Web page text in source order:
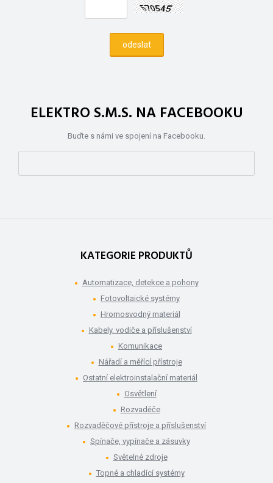
ELEKTRO S.M.S. NA FACEBOOKU
Buďte s námi ve spojení na Facebooku.
KATEGORIE PRODUKTŮ
Automatizace, detekce a pohony
Fotovoltaické systémy
Hromosvodný materiál
Kabely, vodiče a příslušenství
Komunikace
Nářadí a měřící přístroje
Ostatní elektroinstalační materiál
Osvětlení
Rozvaděče
Rozvaděčové přístroje a příslušenství
Spínače, vypínače a zásuvky
Světelné zdroje
Topné a chladící systémy